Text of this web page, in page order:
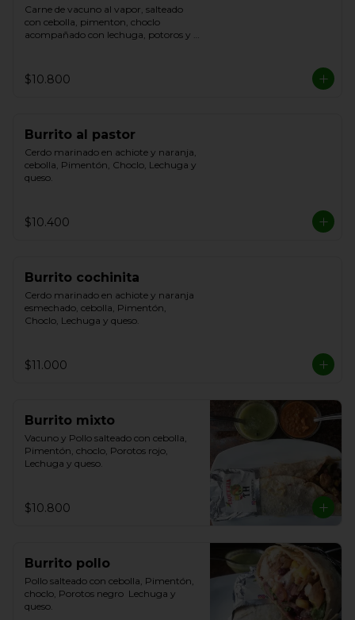
Carne de vacuno al vapor, salteado
con cebolla, pimenton, choclo
acompañado con lechuga, potoros y
$10.800
Burrito al pastor
Cerdo marinado en achiote y naranja,
cebolla, Pimentón, Choclo, Lechuga y
queso.
$10.400
Burrito cochinita
Cerdo marinado en achiote y naranja
esmechado, cebolla, Pimentón,
Choclo, Lechuga y queso.
$11.000
Burrito mixto
Vacuno y Pollo salteado con cebolla,
Pimentón, choclo, Porotos rojo,
Lechuga y queso.
$10.800
Burrito pollo
Pollo salteado con cebolla, Pimentón,
choclo, Porotos negro  Lechuga y
queso.